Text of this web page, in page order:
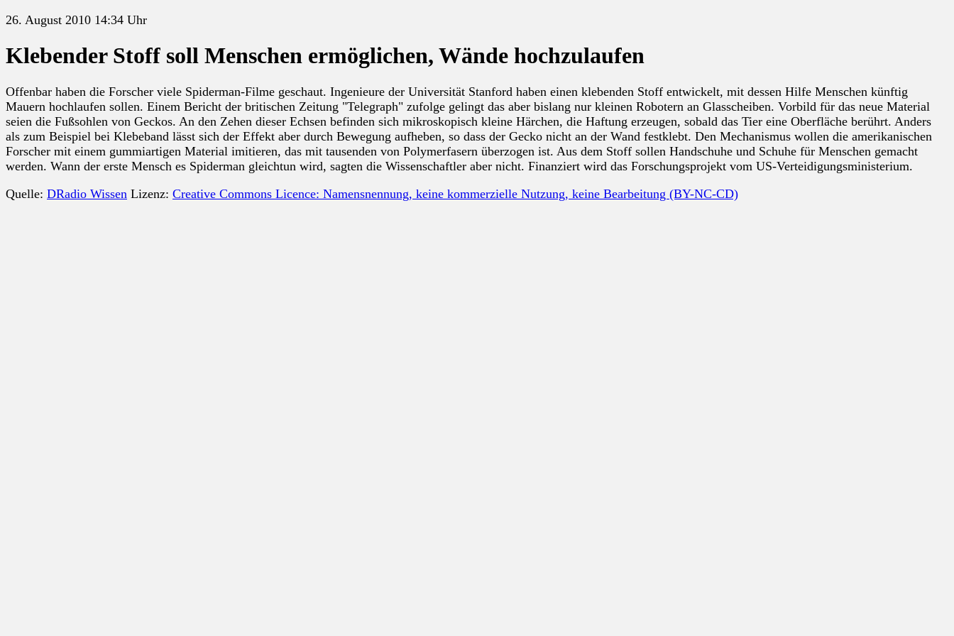
26. August 2010 14:34 Uhr
Klebender Stoff soll Menschen ermöglichen, Wände hochzulaufen
Offenbar haben die Forscher viele Spiderman-Filme geschaut. Ingenieure der Universität Stanford haben einen klebenden Stoff entwickelt, mit dessen Hilfe Menschen künftig
Mauern hochlaufen sollen. Einem Bericht der britischen Zeitung "Telegraph" zufolge gelingt das aber bislang nur kleinen Robotern an Glasscheiben. Vorbild für das neue Material
seien die Fußsohlen von Geckos. An den Zehen dieser Echsen befinden sich mikroskopisch kleine Härchen, die Haftung erzeugen, sobald das Tier eine Oberfläche berührt. Anders
als zum Beispiel bei Klebeband lässt sich der Effekt aber durch Bewegung aufheben, so dass der Gecko nicht an der Wand festklebt. Den Mechanismus wollen die amerikanischen
Forscher mit einem gummiartigen Material imitieren, das mit tausenden von Polymerfasern überzogen ist. Aus dem Stoff sollen Handschuhe und Schuhe für Menschen gemacht
werden. Wann der erste Mensch es Spiderman gleichtun wird, sagten die Wissenschaftler aber nicht. Finanziert wird das Forschungsprojekt vom US-Verteidigungsministerium.
Quelle: DRadio Wissen Lizenz: Creative Commons Licence: Namensnennung, keine kommerzielle Nutzung, keine Bearbeitung (BY-NC-CD)